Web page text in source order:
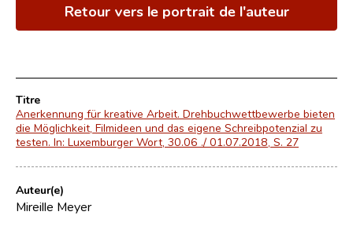
Foire aux questions
Équipe scientifique
Contact
Retour vers le portrait de l'auteur
Titre
Anerkennung für kreative Arbeit. Drehbuchwettbewerbe bieten
die Möglichkeit, Filmideen und das eigene Schreibpotenzial zu
testen. In: Luxemburger Wort, 30.06 ./ 01.07.2018, S. 27
Auteur(e)
Mireille Meyer